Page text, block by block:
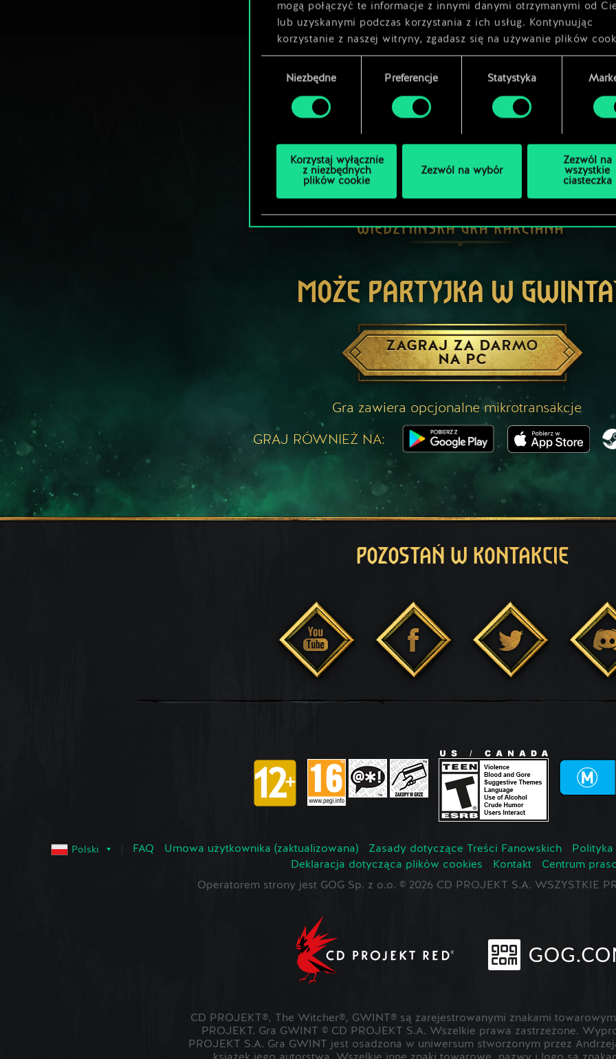
mogą połączyć te informacje z innymi danymi otrzymanymi od
lub uzyskanymi podczas korzystania z ich usług. Kontynuując
korzystanie z naszej witryny, zgadasz się na używanie plików
zgodyNiezbędne Preferencje Statystyka
Korzystaj wyłącznie
z niezbędnych
plików cookie
Zezwól na wybór
Zezwól na
wszystkie
ciasteczka
MOŻE PARTYJKA W
ZAGRAJ ZA DARMO
NA PC
Gra zawiera opcjonalne mikrotransakcje
GRAJ RÓWNIEŻ NA:
POZOSTAŃ W KONTAKCIE
Polski FAQ Umowa użytkownika (zaktualizowana) Zasady dotyczące Treści Fanowskich
Deklaracja dotycząca plików cookies
Kontakt
Centrum
Operatorem strony jest GOG Sp. z o.o. © 2026 CD PROJEKT S.A. WSZYSTKIE
CD PROJEKT®, The Witcher®, GWINT® są zarejestrowanymi znakami
PROJEKT. Gra GWINT © CD PROJEKT S.A. Wszelkie prawa zastrzeżone.
PROJEKT S.A. Gra GWINT jest osadzona w uniwersum stworzonym przez